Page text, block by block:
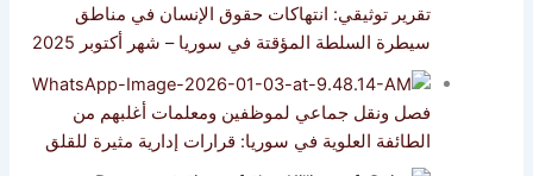
تقرير توثيقي: انتهاكات حقوق الإنسان في مناطق
سيطرة السلطة المؤقتة في سوريا – شهر أكتوبر 2025
فصل ونقل جماعي لموظفين ومعلمات أغلبهم من
الطائفة العلوية في سوريا: قرارات إدارية مثيرة للقلق